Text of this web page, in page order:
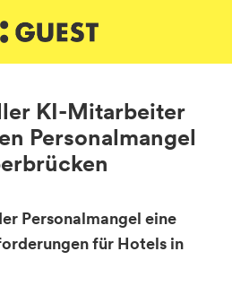
KI-Mitarbeiter
Personalmangel
Personalmangel eine
für Hotels in